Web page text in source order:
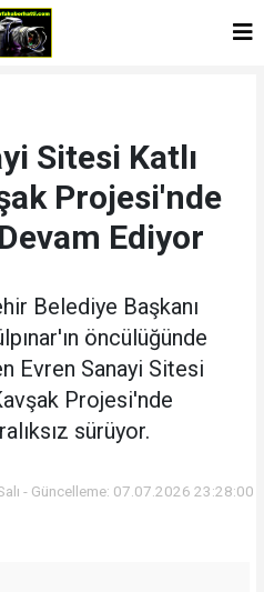
Sitesi Katlı
Projesi'nde
Ediyor
Belediye Başkanı
öncülüğünde
Evren Sanayi Sitesi
Projesi'nde
sürüyor.
- Güncelleme: 07.07.2026 23:28:00